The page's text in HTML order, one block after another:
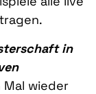
in
wieder